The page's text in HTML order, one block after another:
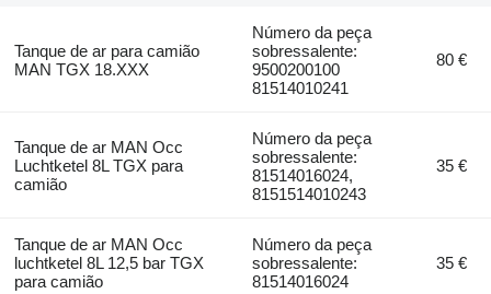
Tanque de ar para camião
MAN TGX 18.XXX
Número da peça
sobressalente:
9500200100
81514010241
80 €
Tanque de ar MAN Occ
Luchtketel 8L TGX para
camião
Número da peça
sobressalente:
81514016024,
8151514010243
35 €
Tanque de ar MAN Occ
luchtketel 8L 12,5 bar TGX
para camião
Número da peça
sobressalente:
81514016024
35 €